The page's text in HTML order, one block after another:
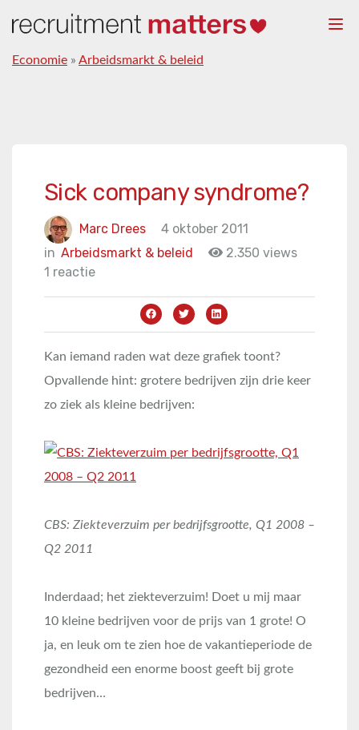
Economie » Arbeidsmarkt & beleid
Sick company syndrome?
Marc Drees
4 oktober 2011
in Arbeidsmarkt & beleid
2.350 views
1 reactie
Kan iemand raden wat deze grafiek toont?
Opvallende hint: grotere bedrijven zijn drie keer
zo ziek als kleine bedrijven:
CBS: Ziekteverzuim per bedrijfsgrootte, Q1 2008 –
Q2 2011
Inderdaad; het ziekteverzuim! Doet u mij maar
10 kleine bedrijven voor de prijs van 1 grote! O
ja, en leuk om te zien hoe de vakantieperiode de
gezondheid een enorme boost geeft bij grote
bedrijven…